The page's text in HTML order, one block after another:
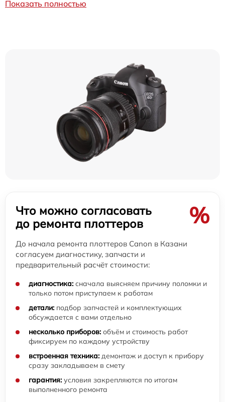
Показать полностью
Что можно согласовать
до ремонта плоттеров
%
До начала ремонта плоттеров Canon в Казани
согласуем диагностику, запчасти и
предварительный расчёт стоимости:
диагностика: сначала выясняем причину поломки и
только потом приступаем к работам
детали: подбор запчастей и комплектующих
обсуждается с вами отдельно
несколько приборов: объём и стоимость работ
фиксируем по каждому устройству
встроенная техника: демонтаж и доступ к прибору
сразу закладываем в смету
гарантия: условия закрепляются по итогам
выполненного ремонта